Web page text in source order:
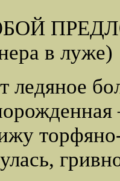
в луже)
ледяное